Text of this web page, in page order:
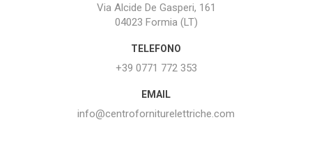
Via Alcide De Gasperi, 161
04023 Formia (LT)
TELEFONO
+39 0771 772 353
EMAIL
info@centroforniturelettriche.com